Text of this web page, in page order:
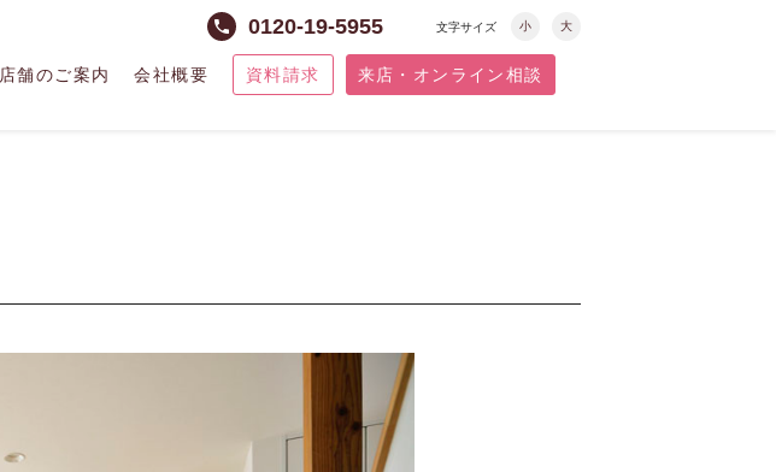
phone 0120-19-5955 文字サイズ 小 大
店舗のご案内 会社概要 資料請求 来店・オンライン相談